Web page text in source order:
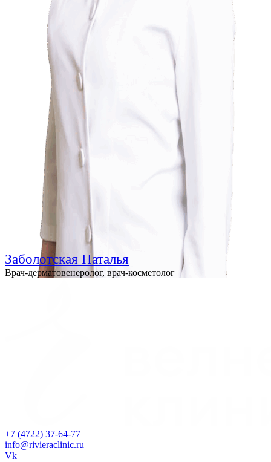
Заболотская Наталья
Врач-дерматовенеролог, врач-косметолог
+7 (4722) 37-64-77
info@rivieraclinic.ru
Vk